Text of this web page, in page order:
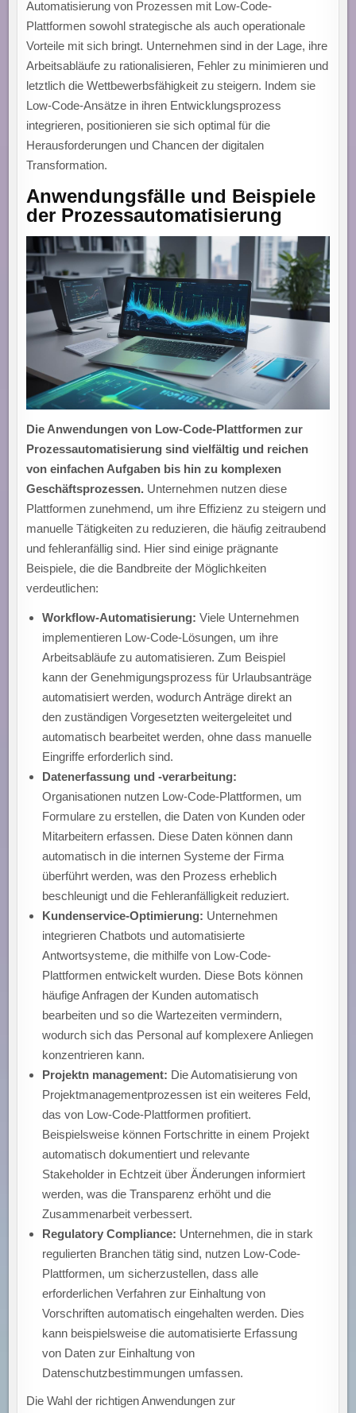
Automatisierung von Prozessen mit Low-Code-
Plattformen sowohl strategische als auch operationale
Vorteile mit sich bringt. Unternehmen sind in der Lage, ihre
Arbeitsabläufe zu rationalisieren, Fehler zu minimieren und
letztlich die Wettbewerbsfähigkeit zu steigern. Indem sie
Low-Code-Ansätze in ihren Entwicklungsprozess
integrieren, positionieren sie sich optimal für die
Herausforderungen und Chancen der digitalen
Transformation.
Anwendungsfälle und Beispiele
der Prozessautomatisierung
Die Anwendungen von Low-Code-Plattformen zur
Prozessautomatisierung sind vielfältig und reichen
von einfachen Aufgaben bis hin zu komplexen
Geschäftsprozessen. Unternehmen nutzen diese
Plattformen zunehmend, um ihre Effizienz zu steigern und
manuelle Tätigkeiten zu reduzieren, die häufig zeitraubend
und fehleranfällig sind. Hier sind einige prägnante
Beispiele, die die Bandbreite der Möglichkeiten
verdeutlichen:
Workflow-Automatisierung: Viele Unternehmen
implementieren Low-Code-Lösungen, um ihre
Arbeitsabläufe zu automatisieren. Zum Beispiel
kann der Genehmigungsprozess für Urlaubsanträge
automatisiert werden, wodurch Anträge direkt an
den zuständigen Vorgesetzten weitergeleitet und
automatisch bearbeitet werden, ohne dass manuelle
Eingriffe erforderlich sind.
Datenerfassung und -verarbeitung:
Organisationen nutzen Low-Code-Plattformen, um
Formulare zu erstellen, die Daten von Kunden oder
Mitarbeitern erfassen. Diese Daten können dann
automatisch in die internen Systeme der Firma
überführt werden, was den Prozess erheblich
beschleunigt und die Fehleranfälligkeit reduziert.
Kundenservice-Optimierung: Unternehmen
integrieren Chatbots und automatisierte
Antwortsysteme, die mithilfe von Low-Code-
Plattformen entwickelt wurden. Diese Bots können
häufige Anfragen der Kunden automatisch
bearbeiten und so die Wartezeiten vermindern,
wodurch sich das Personal auf komplexere Anliegen
konzentrieren kann.
Projektn management: Die Automatisierung von
Projektmanagementprozessen ist ein weiteres Feld,
das von Low-Code-Plattformen profitiert.
Beispielsweise können Fortschritte in einem Projekt
automatisch dokumentiert und relevante
Stakeholder in Echtzeit über Änderungen informiert
werden, was die Transparenz erhöht und die
Zusammenarbeit verbessert.
Regulatory Compliance: Unternehmen, die in stark
regulierten Branchen tätig sind, nutzen Low-Code-
Plattformen, um sicherzustellen, dass alle
erforderlichen Verfahren zur Einhaltung von
Vorschriften automatisch eingehalten werden. Dies
kann beispielsweise die automatisierte Erfassung
von Daten zur Einhaltung von
Datenschutzbestimmungen umfassen.
Die Wahl der richtigen Anwendungen zur